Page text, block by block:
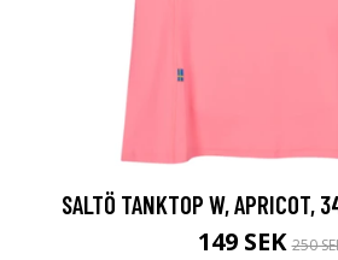
SALTÖ TANKTOP W, APRICOT,
149 SEK250